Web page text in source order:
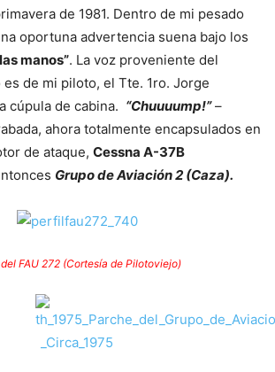
de 1981. Dentro de mi pesado
oportuna advertencia suena bajo los
manos”. La voz proveniente del
de mi piloto, el Tte. 1ro. Jorge
cúpula de cabina. “Chuuuump!” –
ahora totalmente encapsulados en
de ataque, Cessna A-37B
Grupo de Aviación 2 (Caza).
FAU 272 (Cortesía de Pilotoviejo)